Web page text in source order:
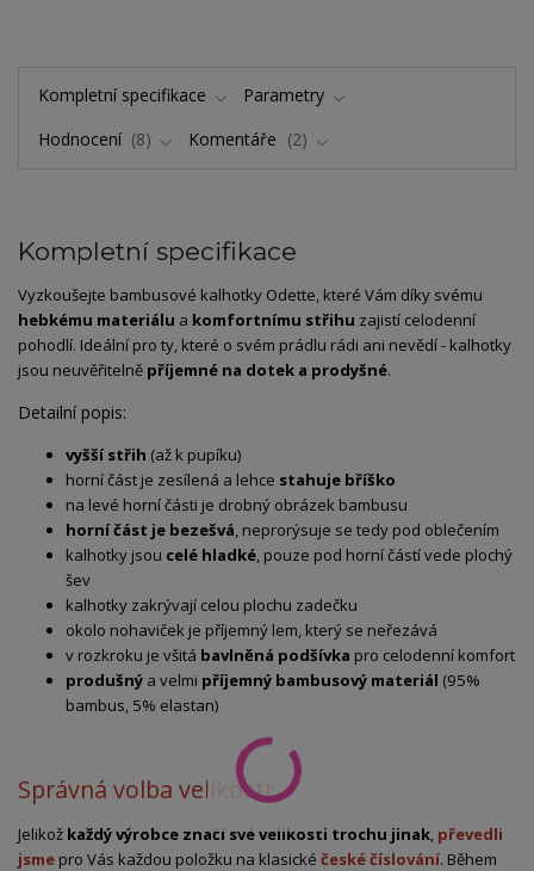
Kompletní specifikace
Parametry
Hodnocení
8 Komentáře 2
Kompletní specifikace
Vyzkoušejte bambusové kalhotky Odette, které Vám díky svému
hebkému materiálu a komfortnímu střihu zajistí celodenní
pohodlí. Ideální pro ty, které o svém prádlu rádi ani nevědí - kalhotky
jsou neuvěřitelně příjemné na dotek a prodyšné.
Detailní popis:
vyšší střih (až k pupíku)
horní část je zesílená a lehce stahuje bříško
na levé horní části je drobný obrázek bambusu
horní část je bezešvá , neprorýsuje se tedy pod oblečením
kalhotky jsou celé hladké , pouze pod horní částí vede plochý
šev
kalhotky zakrývají celou plochu zadečku
okolo nohaviček je příjemný lem, který se neřezává
v rozkroku je všitá bavlněná podšívka pro celodenní komfort
produšný a velmi příjemný bambusový materiál (95%
bambus, 5% elastan)
Správná volba velikosti:
Jelikož každý výrobce značí své velikosti trochu jinak převedli
jsme pro Vás každou položku na klasické české číslování. Během